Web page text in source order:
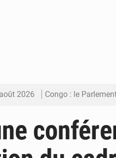
2026 Congo : le Parlement
2026 Congo : la Grande foire